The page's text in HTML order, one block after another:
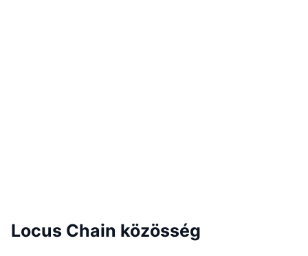
Locus Chain közösség